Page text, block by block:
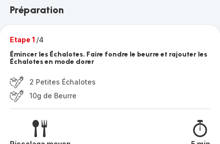
Préparation
Etape 1 /4
Émincer les Échalotes. Faire fondre le beurre et rajouter les
Échalotes en mode dorer
2 Petites Échalotes
10g de Beurre